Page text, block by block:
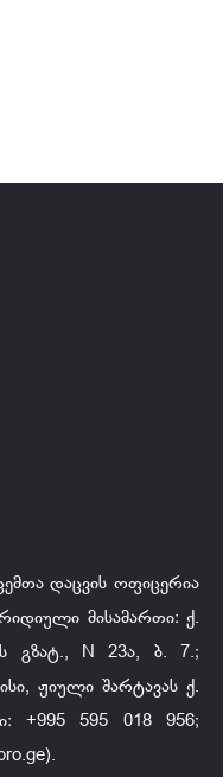
დაცვის ოფიცერია
მისამართი: ქ.
გზატ., N 23ა, ბ. 7.;
ჟიული შარტავას ქ.
+995 595 018 956;
).